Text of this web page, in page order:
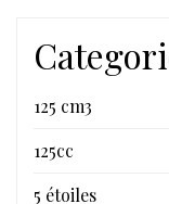
125 cm3
125cc
5 étoiles